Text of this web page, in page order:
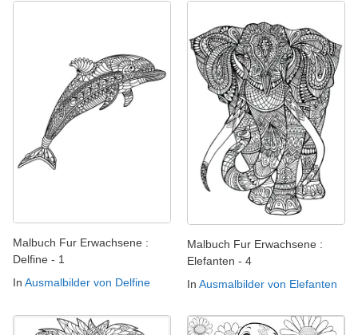
Malbuch Fur Erwachsene :
Delfine - 1
In Ausmalbilder von Delfine
Malbuch Fur Erwachsene :
Elefanten - 4
In Ausmalbilder von Elefanten